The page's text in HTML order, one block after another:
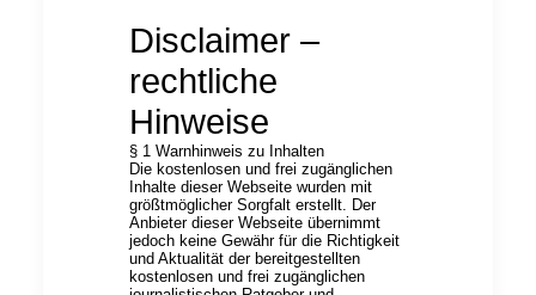
Disclaimer –
rechtliche
Hinweise
§ 1 Warnhinweis zu Inhalten
Die kostenlosen und frei zugänglichen
Inhalte dieser Webseite wurden mit
größtmöglicher Sorgfalt erstellt. Der
Anbieter dieser Webseite übernimmt
jedoch keine Gewähr für die Richtigkeit
und Aktualität der bereitgestellten
kostenlosen und frei zugänglichen